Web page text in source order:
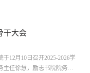
引人驻足。同学们围绕“交
驱“自强首在储才，储才必
干大会
12月10日召开2025-2026学
主任徐慧，励志书院院务副